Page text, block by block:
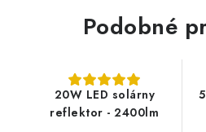
Podobné
20W LED solárny
reflektor - 2400lm